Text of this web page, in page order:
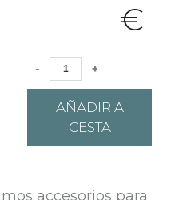
€
- +
AÑADIR A
CESTA
accesorios para